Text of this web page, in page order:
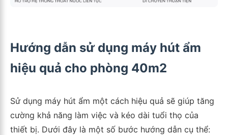
Hướng dẫn sử dụng máy hút ẩm
hiệu quả cho phòng 40m2
Sử dụng máy hút ẩm một cách hiệu quả sẽ giúp tăng
cường khả năng làm việc và kéo dài tuổi thọ của
thiết bị. Dưới đây là một số bước hướng dẫn cụ thể: